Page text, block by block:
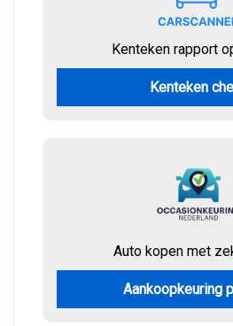
Kenteken rapport
Kenteken
Auto kopen met
Aankoopkeuring